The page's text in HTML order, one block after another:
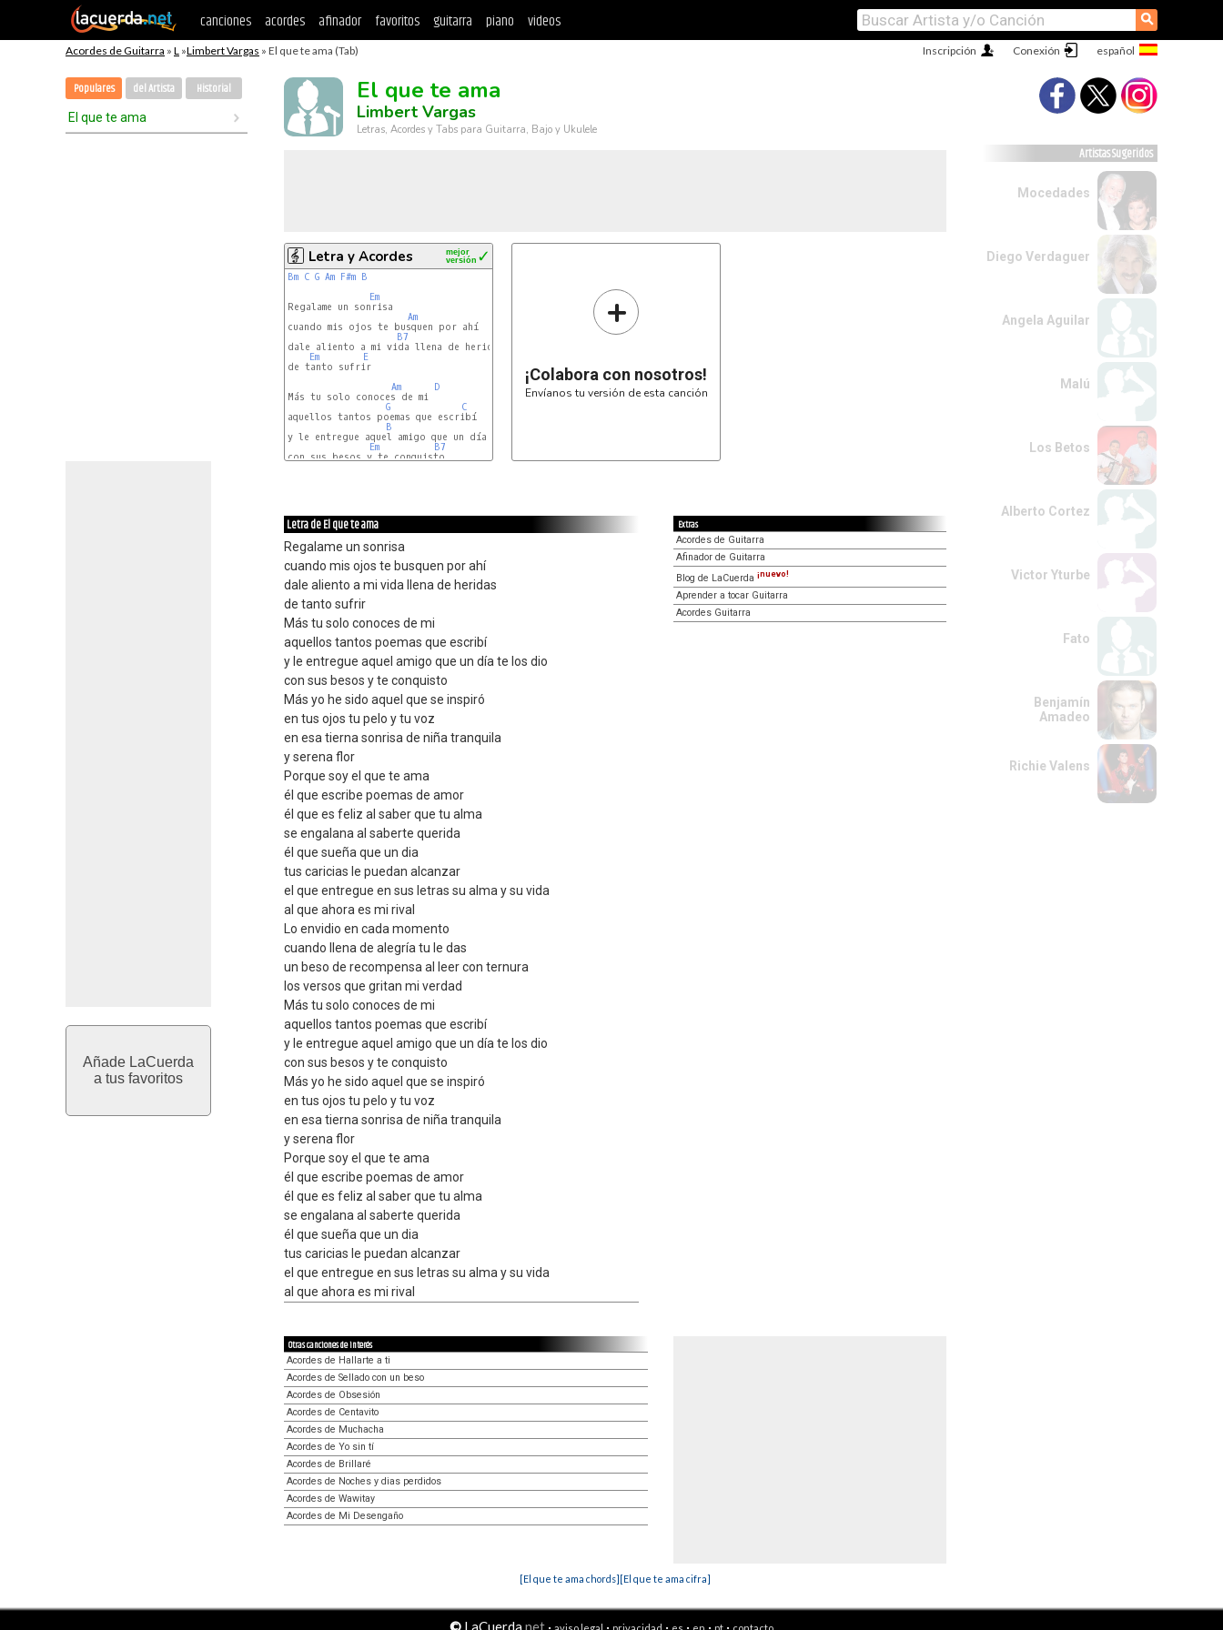
canciones acordes afinador favoritos guitarra piano videos ⚲
Acordes de Guitarra » L »Limbert Vargas » El que te ama (Tab) Conexión
Inscripción
Populares del Artista Historial
El que te ama
Añade LaCuerda
a tus favoritos
El que te ama
Limbert Vargas
Letras, Acordes y Tabs para Guitarra, Bajo y Ukulele
Letra y Acordes ✓
mejor
versión
Bm C G Am F#m B
Em
Regalame un sonrisa
Am
cuando mis ojos te busquen por ahí
B7
dale aliento a mi vida llena de heridas
Em
E
de tanto sufrir
Am
D
Más tu solo conoces de mi
G
C
aquellos tantos poemas que escribí
B
y le entregue aquel amigo que un día te los dio
Em
B7
con sus besos y te conquisto
+
¡Colabora con nosotros!
Envíanos tu versión de esta canción
Letra de El que te ama
Regalame un sonrisa
cuando mis ojos te busquen por ahí
dale aliento a mi vida llena de heridas
de tanto sufrir
Más tu solo conoces de mi
aquellos tantos poemas que escribí
y le entregue aquel amigo que un día te los dio
con sus besos y te conquisto
Más yo he sido aquel que se inspiró
en tus ojos tu pelo y tu voz
en esa tierna sonrisa de niña tranquila
y serena flor
Porque soy el que te ama
él que escribe poemas de amor
él que es feliz al saber que tu alma
se engalana al saberte querida
él que sueña que un dia
tus caricias le puedan alcanzar
el que entregue en sus letras su alma y su vida
al que ahora es mi rival
Lo envidio en cada momento
cuando llena de alegría tu le das
un beso de recompensa al leer con ternura
los versos que gritan mi verdad
Más tu solo conoces de mi
aquellos tantos poemas que escribí
y le entregue aquel amigo que un día te los dio
con sus besos y te conquisto
Más yo he sido aquel que se inspiró
en tus ojos tu pelo y tu voz
en esa tierna sonrisa de niña tranquila
y serena flor
Porque soy el que te ama
él que escribe poemas de amor
él que es feliz al saber que tu alma
se engalana al saberte querida
él que sueña que un dia
tus caricias le puedan alcanzar
el que entregue en sus letras su alma y su vida
al que ahora es mi rival
Extras
Acordes de Guitarra
Afinador de Guitarra
Blog de LaCuerda ¡nuevo!
Aprender a tocar Guitarra
Acordes Guitarra
Otras canciones de interés
Acordes de Hallarte a ti
Acordes de Sellado con un beso
Acordes de Obsesión
Acordes de Centavito
Acordes de Muchacha
Acordes de Yo sin tí
Acordes de Brillaré
Acordes de Noches y dias perdidos
Acordes de Wawitay
Acordes de Mi Desengaño
[El que te ama chords][El que te ama cifra]
Artistas Sugeridos
Mocedades
Diego Verdaguer
Angela Aguilar
Malú
Los Betos
Alberto Cortez
Victor Yturbe
Fato
Benjamín
Amadeo
Richie Valens
© LaCuerda.net · · · · · ·